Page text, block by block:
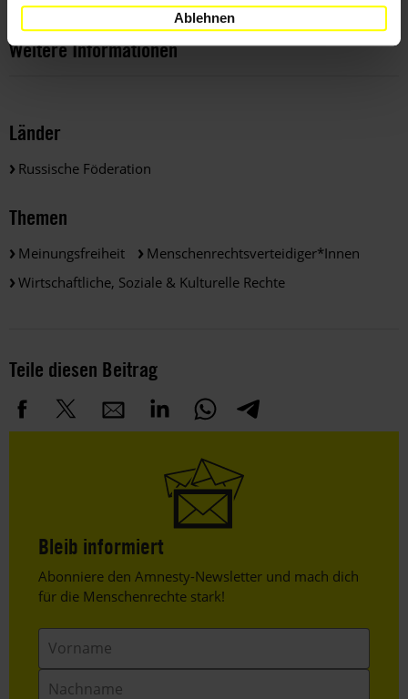
Ablehnen
Weitere Informationen
Länder
Russische Föderation
Themen
Meinungsfreiheit
Menschenrechtsverteidiger*innen
Wirtschaftliche, Soziale & Kulturelle Rechte
Teile diesen Beitrag
Bleib informiert
Header
Text
Abonniere den Amnesty-Newsletter und mach dich
für die Menschenrechte stark!